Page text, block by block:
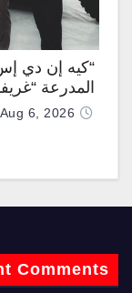
“كيه إن دي
المدرعة “غريفون” رقم
Aug 6, 2026
Comments